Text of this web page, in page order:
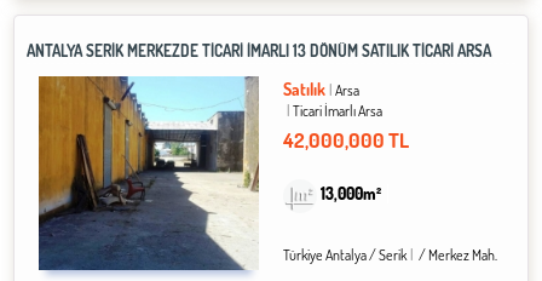
ANTALYA SERİK MERKEZDE TİCARİ İMARLI 13 DÖNÜM SATILIK TİCARİ ARSA
Satılık Arsa
Ticari İmarlı Arsa
42,000,000 TL
13,000m²
Türkiye Antalya / Serik / Merkez Mah.